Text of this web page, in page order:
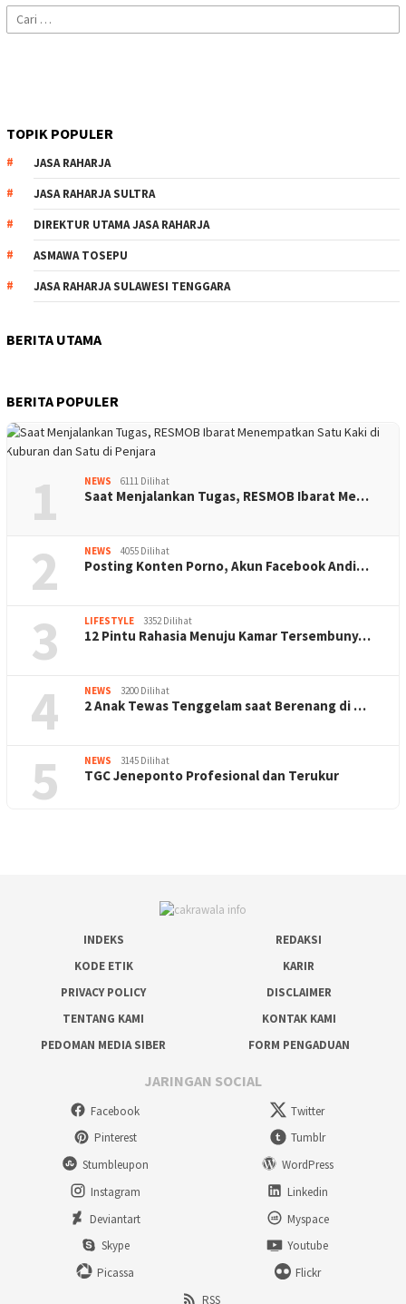
Cari
untuk:
TOPIK POPULER
JASA RAHARJA
JASA RAHARJA SULTRA
DIREKTUR UTAMA JASA RAHARJA
ASMAWA TOSEPU
JASA RAHARJA SULAWESI TENGGARA
BERITA UTAMA
BERITA POPULER
1 NEWS 6111 Dilihat
Saat Menjalankan Tugas, RESMOB Ibarat Me…
2 NEWS 4055 Dilihat
Posting Konten Porno, Akun Facebook Andi…
3 LIFESTYLE 3352 Dilihat
12 Pintu Rahasia Menuju Kamar Tersembuny…
4 NEWS 3200 Dilihat
2 Anak Tewas Tenggelam saat Berenang di …
5 NEWS 3145 Dilihat
TGC Jeneponto Profesional dan Terukur
INDEKS
REDAKSI
KODE ETIK
KARIR
PRIVACY POLICY
DISCLAIMER
TENTANG KAMI
KONTAK KAMI
PEDOMAN MEDIA SIBER
FORM PENGADUAN
JARINGAN SOCIAL
Facebook
Twitter
Pinterest
Tumblr
Stumbleupon
WordPress
Instagram
Linkedin
Deviantart
Myspace
Skype
Youtube
Picassa
Flickr
RSS